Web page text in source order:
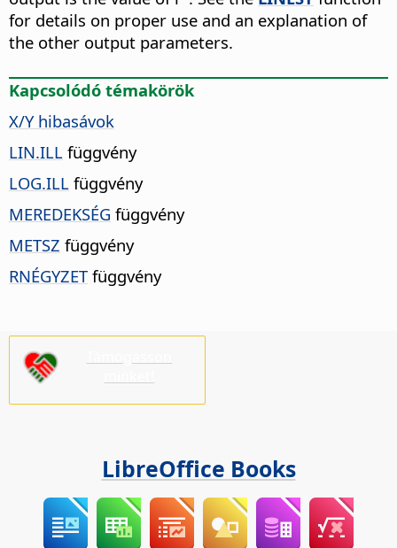
for details on proper use and an explanation of
the other output parameters.
Kapcsolódó témakörök
X/Y hibasávok
LIN.ILL függvény
LOG.ILL függvény
MEREDEKSÉG függvény
METSZ függvény
RNÉGYZET függvény
LibreOffice Books